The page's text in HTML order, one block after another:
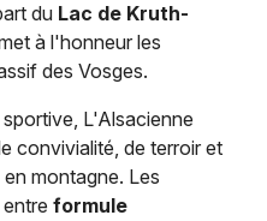
du Lac de Kruth-
à l'honneur les
des Vosges.
L'Alsacienne
convivialité, de terroir et
montagne. Les
formule